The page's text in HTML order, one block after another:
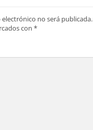
no será publicada.
con *